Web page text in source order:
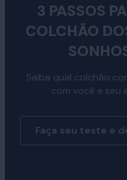
3 PASSOS
COLCHÃO
Saiba qual colchão
com você e seu
Faça seu teste e